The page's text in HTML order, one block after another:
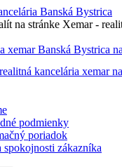
podmienky
poriadok
spokojnosti zákazníka